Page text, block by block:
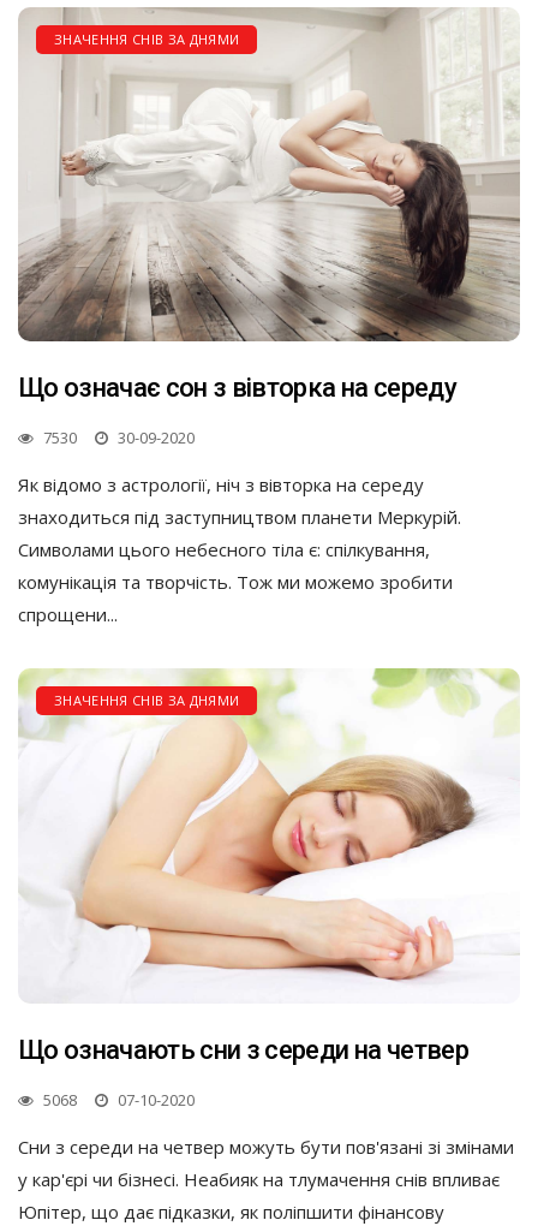
ЗНАЧЕННЯ СНІВ ЗА ДНЯМИ
Що означає сон з вівторка на середу
7530 30-09-2020
Як відомо з астрології, ніч з вівторка на середу
знаходиться під заступництвом планети Меркурій.
Символами цього небесного тіла є: спілкування,
комунікація та творчість. Тож ми можемо зробити
спрощени...
ЗНАЧЕННЯ СНІВ ЗА ДНЯМИ
Що означають сни з середи на четвер
5068 07-10-2020
Сни з середи на четвер можуть бути пов'язані зі змінами
у кар'єрі чи бізнесі. Неабияк на тлумачення снів впливає
Юпітер, що дає підказки, як поліпшити фінансову